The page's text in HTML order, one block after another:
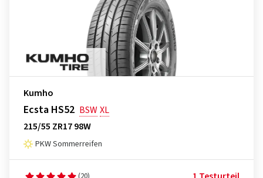
Kumho
Ecsta HS52 BSWXL
215/55 ZR17 98W
PKW Sommerreifen